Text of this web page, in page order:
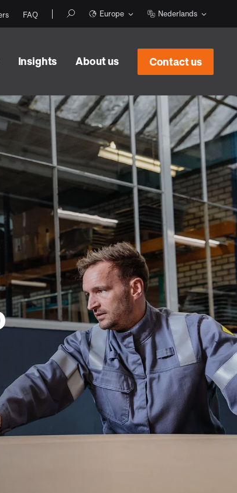
FAQ Europe Nederlands
Insights About us Contact us